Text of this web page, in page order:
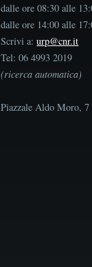
dalle ore 08:30 alle
dalle ore 14:00 alle
Scrivi a:urp@cnr.it
Tel: 06 4993 2019
(ricerca automatica)
Piazzale Aldo Moro,